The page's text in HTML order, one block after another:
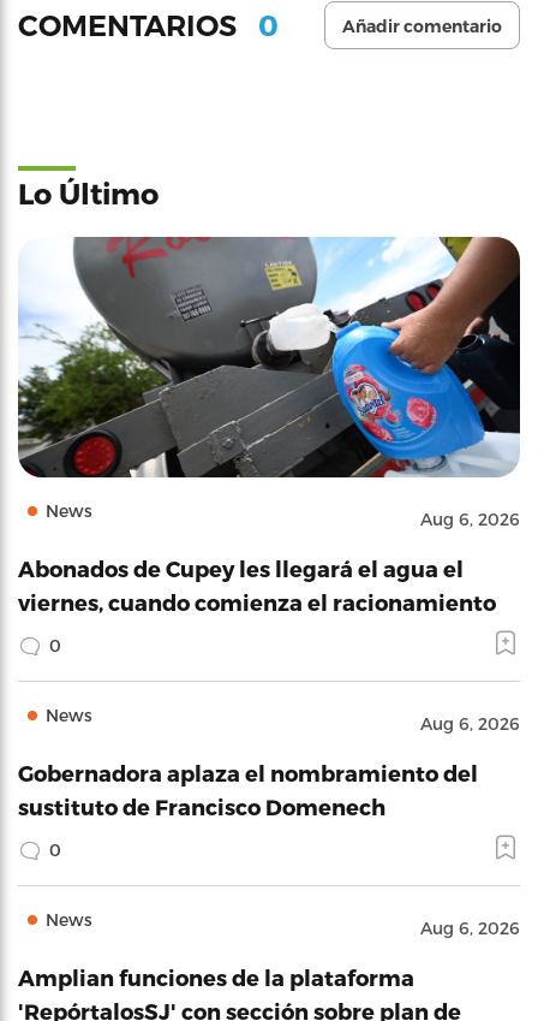
COMENTARIOS 0 Añadir comentario
Lo Último
News Aug 6, 2026
Abonados de Cupey les llegará el agua el
viernes, cuando comienza el racionamiento
0
News Aug 6, 2026
Gobernadora aplaza el nombramiento del
sustituto de Francisco Domenech
0
News Aug 6, 2026
Amplian funciones de la plataforma
'RepórtalosSJ' con sección sobre plan de